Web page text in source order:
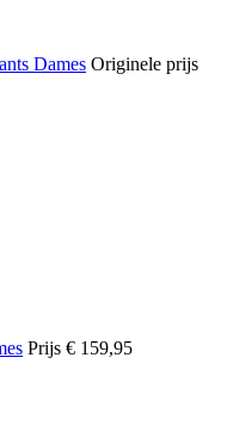
Dames Originele prijs
Prijs € 159,95